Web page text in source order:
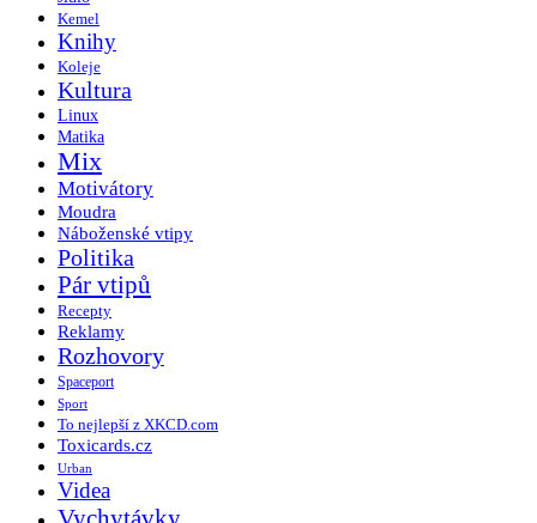
Kemel
Knihy
Koleje
Kultura
Linux
Matika
Mix
Motivátory
Moudra
Náboženské vtipy
Politika
Pár vtipů
Recepty
Reklamy
Rozhovory
Spaceport
Sport
To nejlepší z XKCD.com
Toxicards.cz
Urban
Videa